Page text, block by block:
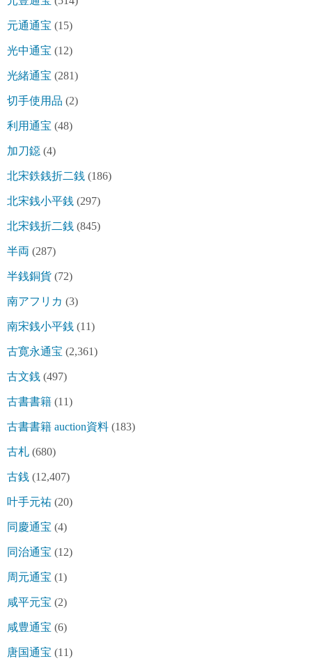
元通通宝 (15)
光中通宝 (12)
光緒通宝 (281)
切手使用品 (2)
利用通宝 (48)
加刀鐚 (4)
北宋鉄銭折二銭 (186)
北宋銭小平銭 (297)
北宋銭折二銭 (845)
半両 (287)
半銭銅貨 (72)
南アフリカ (3)
南宋銭小平銭 (11)
古寛永通宝 (2,361)
古文銭 (497)
古書書籍 (11)
古書書籍 auction資料 (183)
古札 (680)
古銭 (12,407)
叶手元祐 (20)
同慶通宝 (4)
同治通宝 (12)
周元通宝 (1)
咸平元宝 (2)
咸豊通宝 (6)
唐国通宝 (11)